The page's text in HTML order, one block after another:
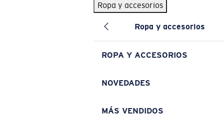
Ropa y accesorios
Ropa y accesorios
ROPA Y ACCESORIOS
NOVEDADES
MÁS VENDIDOS